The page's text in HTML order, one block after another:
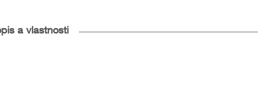
a vlastnosti